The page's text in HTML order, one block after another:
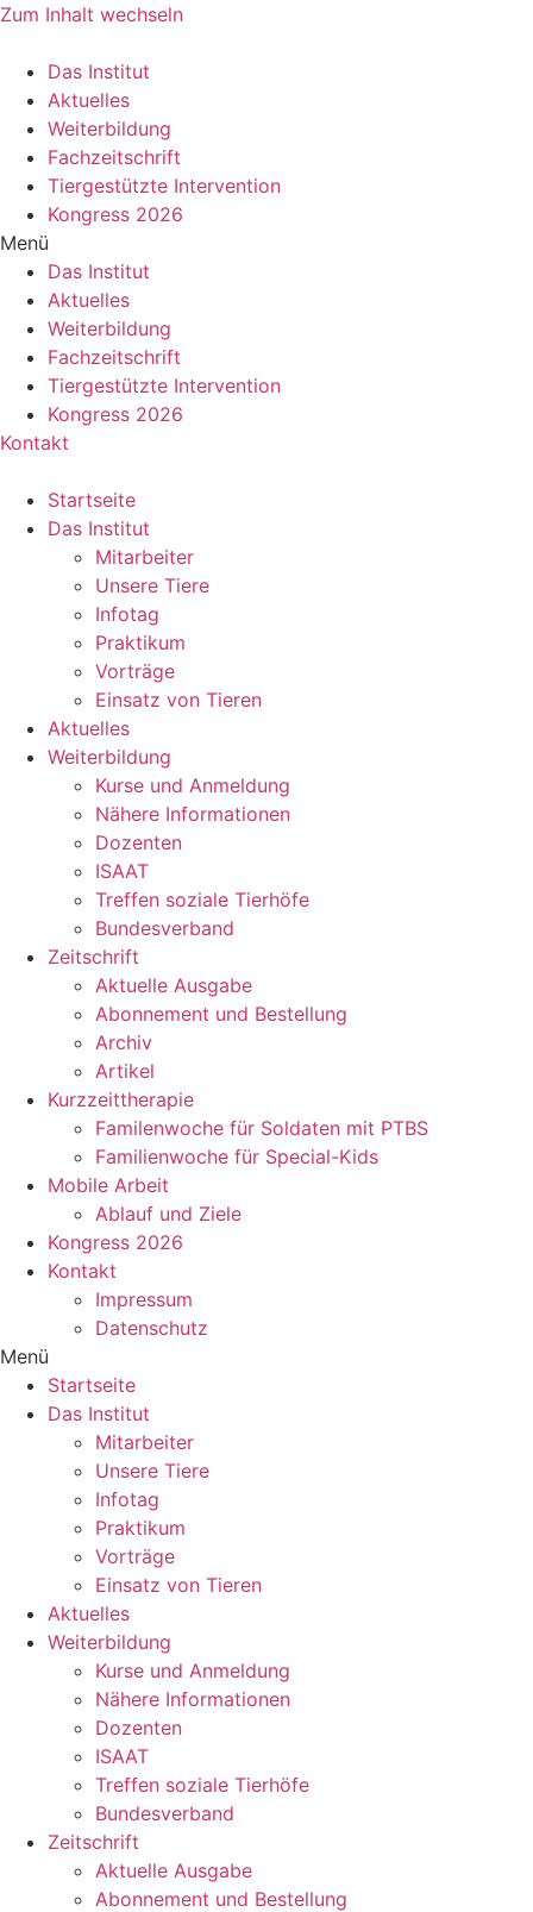
Zum Inhalt wechseln
Das Institut
Aktuelles
Weiterbildung
Fachzeitschrift
Tiergestützte Intervention
Kongress 2026
Menü
Das Institut
Aktuelles
Weiterbildung
Fachzeitschrift
Tiergestützte Intervention
Kongress 2026
Kontakt
Startseite
Das Institut
Mitarbeiter
Unsere Tiere
Infotag
Praktikum
Vorträge
Einsatz von Tieren
Aktuelles
Weiterbildung
Kurse und Anmeldung
Nähere Informationen
Dozenten
ISAAT
Treffen soziale Tierhöfe
Bundesverband
Zeitschrift
Aktuelle Ausgabe
Abonnement und Bestellung
Archiv
Artikel
Kurzzeittherapie
Familenwoche für Soldaten mit PTBS
Familienwoche für Special-Kids
Mobile Arbeit
Ablauf und Ziele
Kongress 2026
Kontakt
Impressum
Datenschutz
Menü
Startseite
Das Institut
Mitarbeiter
Unsere Tiere
Infotag
Praktikum
Vorträge
Einsatz von Tieren
Aktuelles
Weiterbildung
Kurse und Anmeldung
Nähere Informationen
Dozenten
ISAAT
Treffen soziale Tierhöfe
Bundesverband
Zeitschrift
Aktuelle Ausgabe
Abonnement und Bestellung